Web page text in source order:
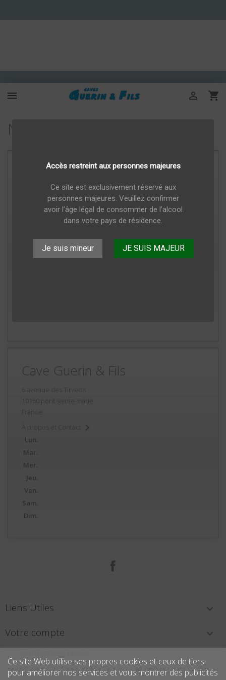
Accès restreint aux personnes majeures
Ce site est exclusivement réservé aux
personnes majeures. Veuillez confirmer
avoir l’âge légal de consommer de l’alcool
dans votre pays de résidence.
Je suis mineur JE SUIS MAJEUR
 

Nos magasins
Cave Guerin & Fils
25 avenue grassin
10700 arcis sur aube
Cave Guerin & Fils
6 avenue des Tirverts
10150 pont sainte marie

Lun.
Mar.
Mer.
Jeu.
Ven.
Sam.
Dim.
Liens Utiles 
Votre compte 
Contactez-nous
Caves Guérin et Fils
25 avenue grassin
Ce site Web utilise ses propres cookies et ceux de tiers
pour améliorer nos services et vous montrer des publicités